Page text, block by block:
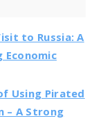
to Russia: A
Economic
Using Pirated
– A Strong